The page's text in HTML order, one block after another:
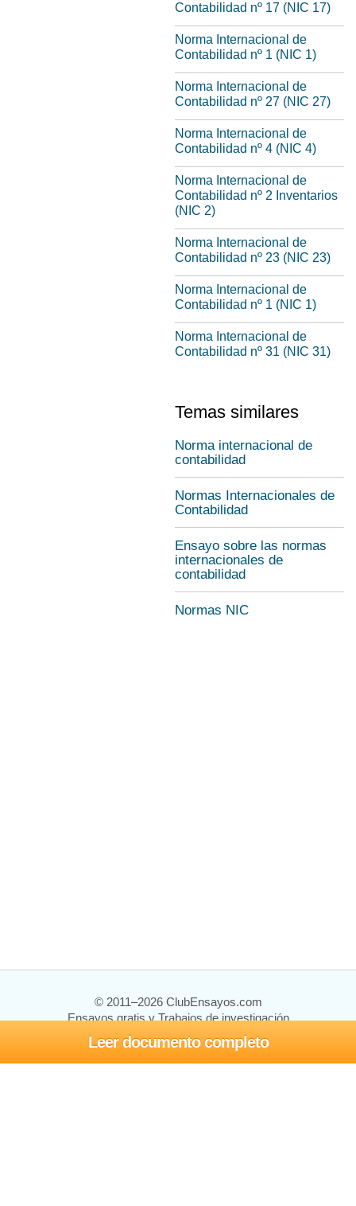
Leer documento completo
Contabilidad nº 17 (NIC 17)
Norma Internacional de
Contabilidad nº 1 (NIC 1)
Norma Internacional de
Contabilidad nº 27 (NIC 27)
Norma Internacional de
Contabilidad nº 4 (NIC 4)
Norma Internacional de
Contabilidad nº 2 Inventarios
(NIC 2)
Norma Internacional de
Contabilidad nº 23 (NIC 23)
Norma Internacional de
Contabilidad nº 1 (NIC 1)
Norma Internacional de
Contabilidad nº 31 (NIC 31)
Temas similares
Norma internacional de
contabilidad
Normas Internacionales de
Contabilidad
Ensayo sobre las normas
internacionales de
contabilidad
Normas NIC
© 2011–2026 ClubEnsayos.com
Ensayos gratis y Trabajos de investigación